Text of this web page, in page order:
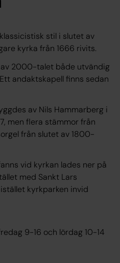
stil i slutet av
kyrka från 1666 rivits.
2000-talet både utvändig
andaktskapell finns sedan
av Nils Hammarberg i
men flera stämmor från
från slutet av 1800-
vid kyrkan lades ner på
med Sankt Lars
kyrkparken invid
9-16 och lördag 10-14